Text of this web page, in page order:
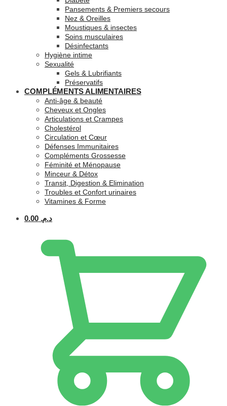
Pansements & Premiers secours
Nez & Oreilles
Moustiques & insectes
Soins musculaires
Désinfectants
Hygiène intime
Sexualité
Gels & Lubrifiants
Préservatifs
COMPLÉMENTS ALIMENTAIRES
Anti-âge & beauté
Cheveux et Ongles
Articulations et Crampes
Cholestérol
Circulation et Cœur
Défenses Immunitaires
Compléments Grossesse
Féminité et Ménopause
Minceur & Détox
Transit, Digestion & Elimination
Troubles et Confort urinaires
Vitamines & Forme
د.م. 0.00